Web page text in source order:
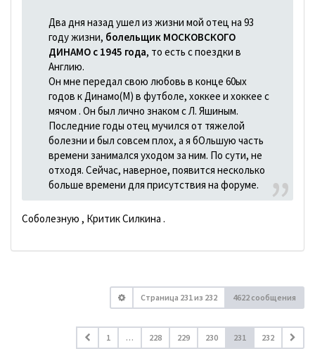
Два дня назад ушел из жизни мой отец на 93
году жизни, болельщик МОСКОВСКОГО
ДИНАМО с 1945 года, то есть с поездки в
Англию.
Он мне передал свою любовь в конце 60ых
годов к Динамо(М) в футболе, хоккее и хоккее с
мячом . Он был лично знаком с Л. Яшиным.
Последние годы отец мучился от тяжелой
болезни и был совсем плох, а я бОльшую часть
времени занимался уходом за ним. По сути, не
отходя. Сейчас, наверное, появится несколько
больше времени для присутствия на форуме.
Соболезную , Критик Силкина .
Страница 231из 232 4622 сообщения
1 … 228 229 230 231 232